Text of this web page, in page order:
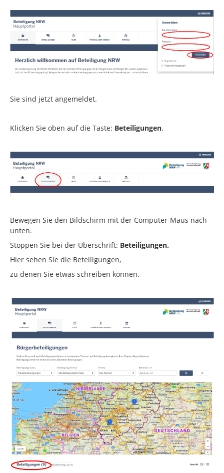
Sie sind jetzt angemeldet.
Klicken Sie oben auf die Taste: Beteiligungen.
Bewegen Sie den Bildschirm mit der Computer-Maus nach
unten.
Stoppen Sie bei der Überschrift: Beteiligungen.
Hier sehen Sie die Beteiligungen,
zu denen Sie etwas schreiben können.